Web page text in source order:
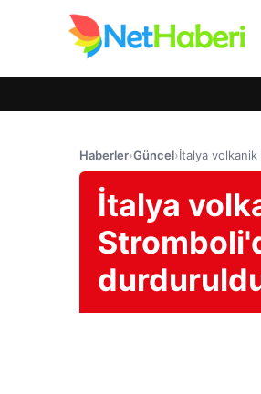
Haberler›Güncel›İtalya
İtalya